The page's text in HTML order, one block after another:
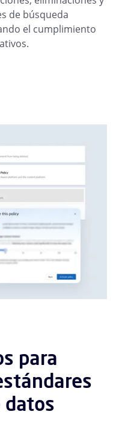
de búsqueda
el cumplimiento
para
datos